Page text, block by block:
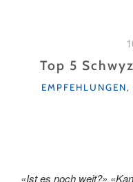
Top 5
KATEGORIEN
EMPFEHLUNGEN,
«Ist es noch weit?»